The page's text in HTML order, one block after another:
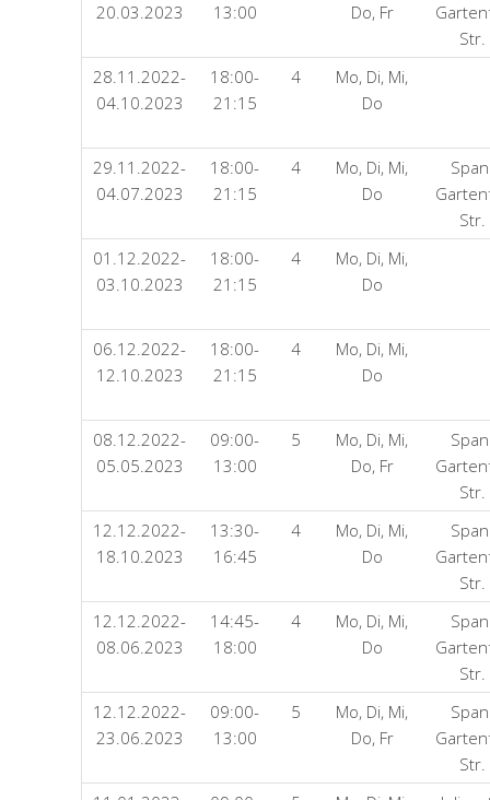
20.03.2023
13:00
Do, Fr
28.11.2022-
04.10.2023
18:00-
21:15
4
Mo, Di, Mi,
Do
29.11.2022-
04.07.2023
18:00-
21:15
4
Mo, Di, Mi,
Do
01.12.2022-
03.10.2023
18:00-
21:15
4
Mo, Di, Mi,
Do
06.12.2022-
12.10.2023
18:00-
21:15
4
Mo, Di, Mi,
Do
08.12.2022-
05.05.2023
09:00-
13:00
5
Mo, Di, Mi,
Do, Fr
12.12.2022-
18.10.2023
13:30-
16:45
4
Mo, Di, Mi,
Do
12.12.2022-
08.06.2023
14:45-
18:00
4
Mo, Di, Mi,
Do
12.12.2022-
23.06.2023
09:00-
13:00
5
Mo, Di, Mi,
Do, Fr